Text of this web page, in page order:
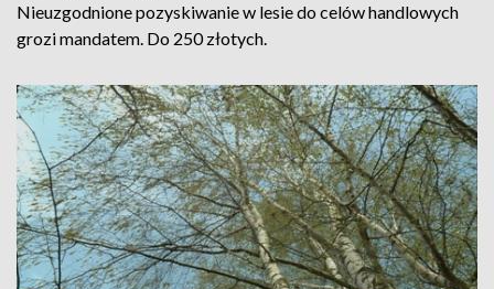
Nieuzgodnione pozyskiwanie w lesie do celów handlowych
grozi mandatem. Do 250 złotych.